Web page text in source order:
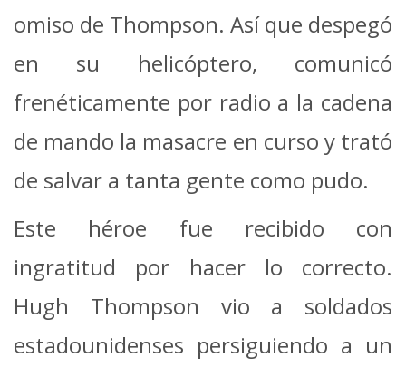
omiso de Thompson. Así que despegó
en su helicóptero, comunicó
frenéticamente por radio a la cadena
de mando la masacre en curso y trató
de salvar a tanta gente como pudo.
Este héroe fue recibido con
ingratitud por hacer lo correcto.
Hugh Thompson vio a soldados
estadounidenses persiguiendo a un